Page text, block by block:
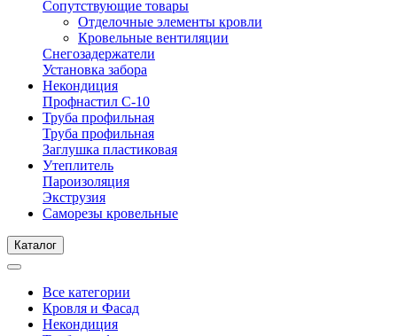
Сопутствующие товары
Отделочные элементы кровли
Кровельные вентиляции
Снегозадержатели
Установка забора
Некондиция
Профнастил С-10
Труба профильная
Труба профильная
Заглушка пластиковая
Утеплитель
Пароизоляция
Экструзия
Саморезы кровельные
Каталог
Все категории
Кровля и Фасад
Некондиция